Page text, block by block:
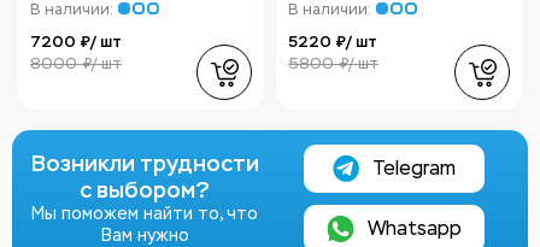
В наличии:
7200 ₽/ шт
8000 ₽/ шт
В наличии:
5220 ₽/ шт
5800 ₽/ шт
Возникли трудности
с выбором?
Мы поможем найти то, что
Вам нужно
Telegram
Whatsapp